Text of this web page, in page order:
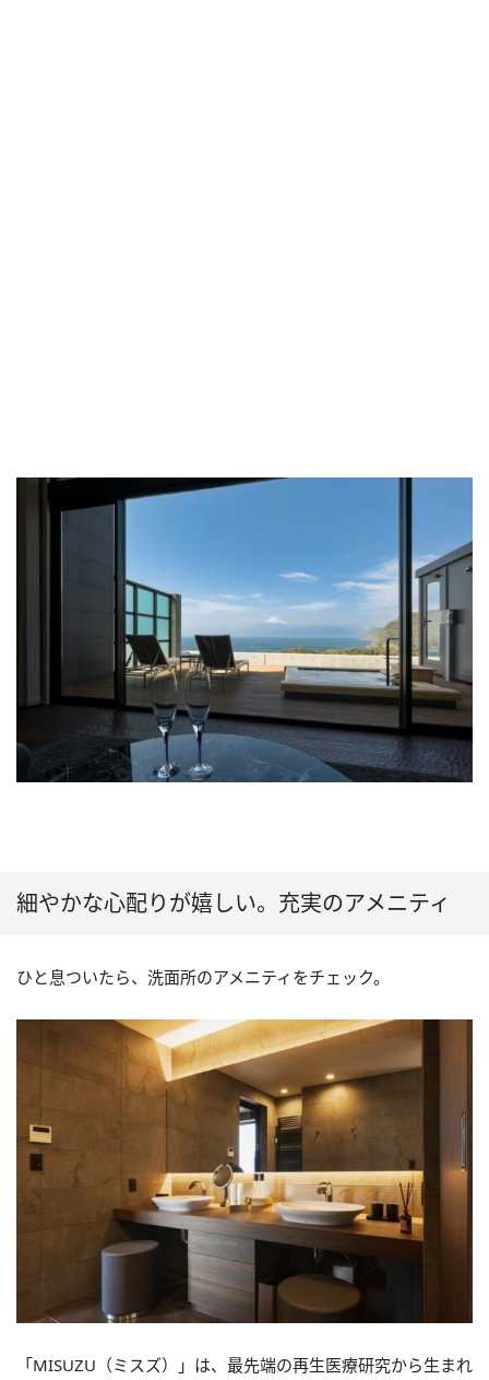
細やかな心配りが嬉しい。充実のアメニティ
ひと息ついたら、洗面所のアメニティをチェック。
「MISUZU（ミスズ）」は、最先端の再生医療研究から生まれ